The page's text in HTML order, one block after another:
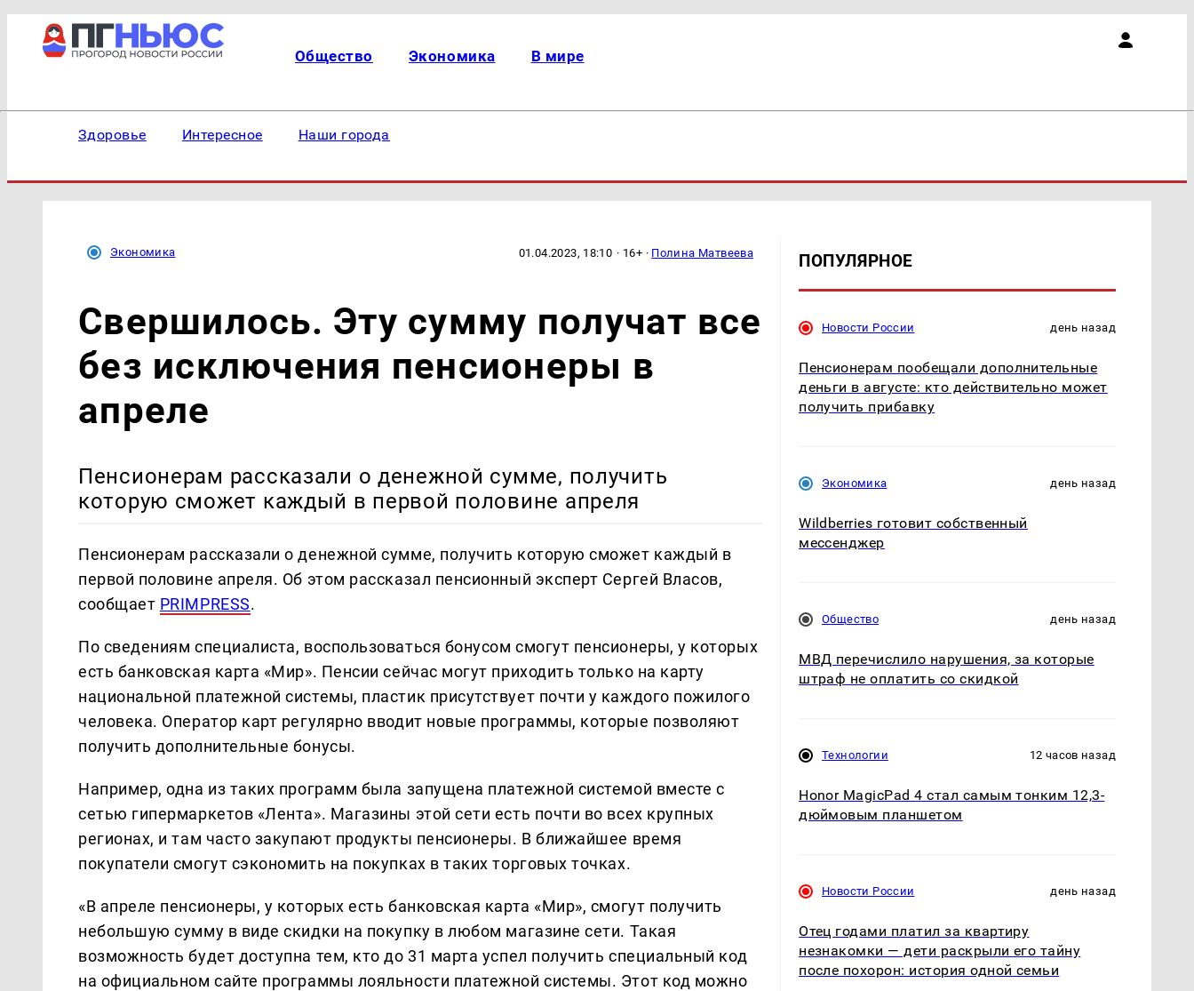
Общество Экономика В мире
Здоровье Интересное Наши города
Экономика 01.04.2023, 18:10 · 16+ · Полина Матвеева
Свершилось. Эту сумму получат все
без исключения пенсионеры в
апреле
Пенсионерам рассказали о денежной сумме, получить
которую сможет каждый в первой половине апреля
Пенсионерам рассказали о денежной сумме, получить которую сможет каждый в
первой половине апреля. Об этом рассказал пенсионный эксперт Сергей Власов,
сообщает PRIMPRESS.
По сведениям специалиста, воспользоваться бонусом смогут пенсионеры, у которых
есть банковская карта «Мир». Пенсии сейчас могут приходить только на карту
национальной платежной системы, пластик присутствует почти у каждого пожилого
человека. Оператор карт регулярно вводит новые программы, которые позволяют
получить дополнительные бонусы.
Например, одна из таких программ была запущена платежной системой вместе с
сетью гипермаркетов «Лента». Магазины этой сети есть почти во всех крупных
регионах, и там часто закупают продукты пенсионеры. В ближайшее время
покупатели смогут сэкономить на покупках в таких торговых точках.
«В апреле пенсионеры, у которых есть банковская карта «Мир», смогут получить
небольшую сумму в виде скидки на покупку в любом магазине сети. Такая
возможность будет доступна тем, кто до 31 марта успел получить специальный код
на официальном сайте программы лояльности платежной системы. Этот код можно
ПОПУЛЯРНОЕ
Новости России день назад
Пенсионерам пообещали дополнительные
деньги в августе: кто действительно может
получить прибавку
Экономика день назад
Wildberries готовит собственный
мессенджер
Общество день назад
МВД перечислило нарушения, за которые
штраф не оплатить со скидкой
Технологии 12 часов назад
Honor MagicPad 4 стал самым тонким 12,3-
дюймовым планшетом
Новости России день назад
Отец годами платил за квартиру
незнакомки — дети раскрыли его тайну
после похорон: история одной семьи